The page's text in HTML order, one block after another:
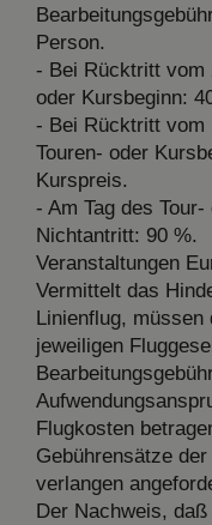
Person.
- Bei Rücktritt vom
oder Kursbeginn:
- Bei Rücktritt vom
Touren- oder
Kurspreis.
- Am Tag des
Nichtantritt: 90 %.
Veranstaltungen
Vermittelt das
Linienflug, müssen
jeweiligen
Flugkosten
Gebührensätze
verlangen
Der Nachweis,